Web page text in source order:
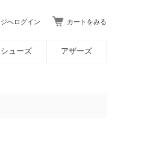
へログイン カートをみる
シューズ アザーズ